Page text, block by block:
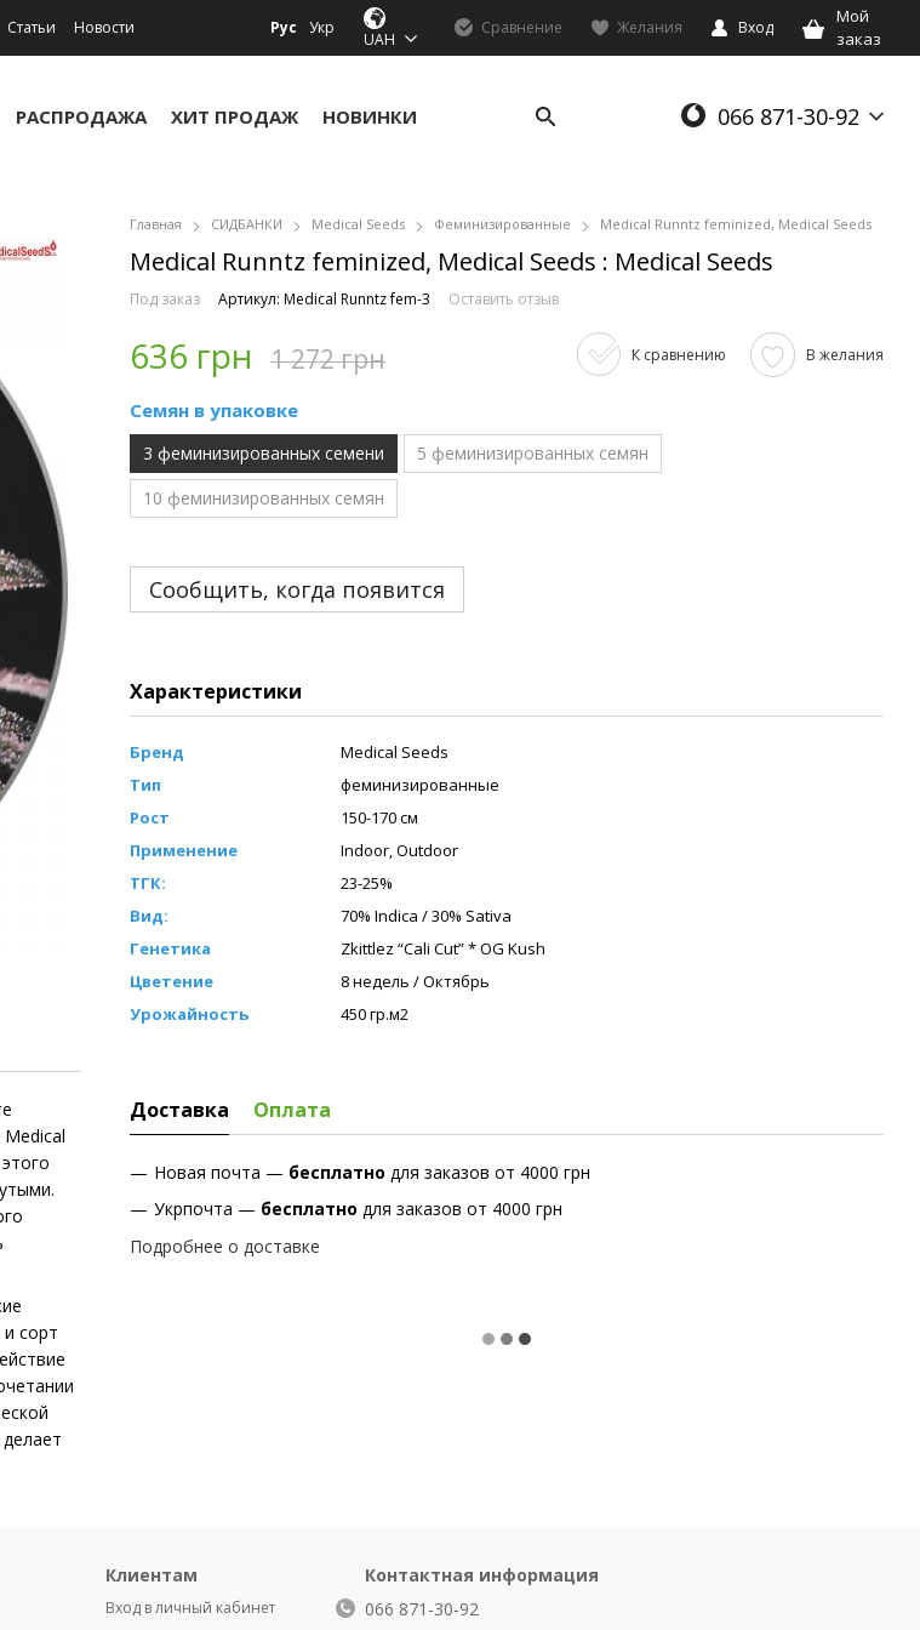
Статьи
Новости
Рус Укр
UAH
Сравнение Желания Вход
Мой
заказ
РАСПРОДАЖА ХИТ ПРОДАЖ НОВИНКИ 066 871-30-92
сорт
Главная СИДБАНКИ Medical Seeds Феминизированные Medical Runntz feminized, Medical Seeds
Medical Runntz feminized, Medical Seeds : Medical Seeds
Под заказ Артикул: Medical Runntz fem-3 Оставить отзыв
636 грн 1 272 грн К сравнению В желания
Семян в упаковке
3 феминизированных семени
5 феминизированных семян
10 феминизированных семян
Сообщить, когда появится
Характеристики
Бренд
Medical Seeds
Тип
феминизированные
Рост
150-170 см
Применение
Indoor, Outdoor
ТГК:
23-25%
Вид:
70% Indica / 30% Sativa
Генетика
Zkittlez “Cali Cut” * OG Kush
Цветение
8 недель / Октябрь
Урожайность
450 гр.м2
Доставка Оплата
Новая почта — бесплатно для заказов от 4000 грн
Укрпочта — бесплатно для заказов от 4000 грн
Подробнее о доставке
Клиентам
Вход в личный кабинет
Контактная информация
066 871-30-92